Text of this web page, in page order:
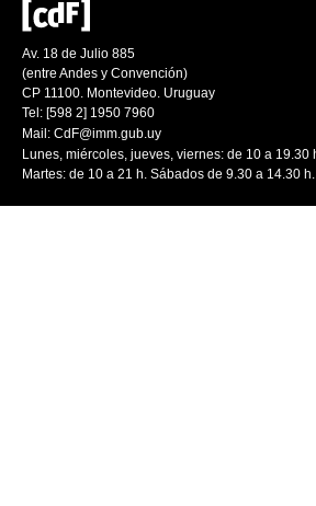
Av. 18 de Julio 885
(entre Andes y Convención)
CP 11100. Montevideo. Uruguay
Tel: [598 2] 1950 7960
Mail: CdF@imm.gub.uy
Lunes, miércoles, jueves, viernes: de 10 a 19.30
Martes: de 10 a 21 h. Sábados de 9.30 a 14.30 h.